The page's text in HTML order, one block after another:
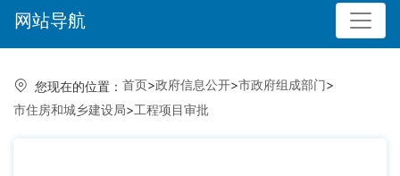
网站导航
您现在的位置： 首页>政府信息公开>市政府组成部门>
市住房和城乡建设局>工程项目审批